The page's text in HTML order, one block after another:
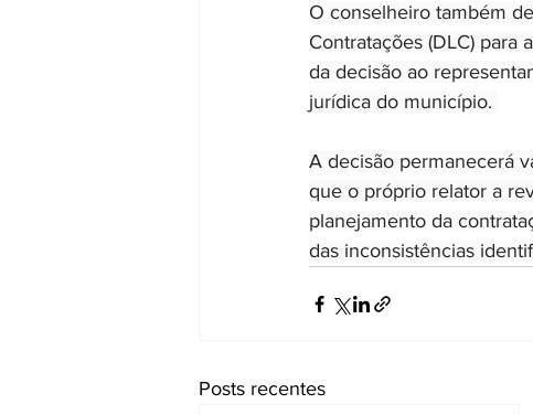
O conselheiro também
Contratações (DLC) para
da decisão ao
jurídica do município.
A decisão permanecerá
que o próprio relator a
planejamento da
das inconsistências
Posts recentes